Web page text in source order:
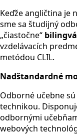
Keďže angličtina je
sme sa študijný
„čiastočne“
vzdelávacích
metódou CLIL.
Nadštandardné
Odborné učebne
technikou.
odbornými
webových